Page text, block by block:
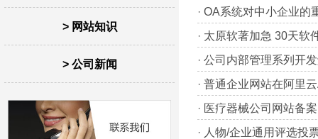
> 网站知识
> 公司新闻
· OA系统对中小企业的
· 太原软著加急 30天软
· 公司内部管理系列开
· 普通企业网站在阿里
· 医疗器械公司网站备
· 人物/企业通用评选投